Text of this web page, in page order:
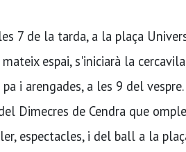
7 de la tarda, a la plaça
espai, s'iniciarà la
i arengades, a les 9 del
Dimecres de Cendra que
espectacles, i del ball a la